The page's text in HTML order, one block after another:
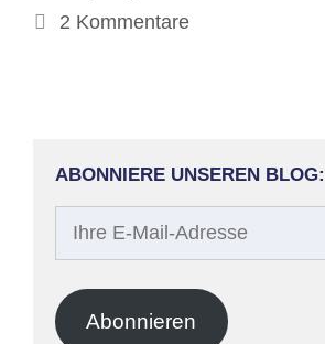
2 Kommentare
ABONNIERE UNSEREN BLOG:
Adresse
Abonnieren